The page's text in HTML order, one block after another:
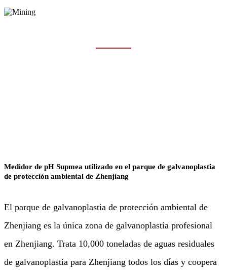
Medidor de pH Supmea utilizado en el parque de galvanoplastia
de protección ambiental de Zhenjiang
El parque de galvanoplastia de protección ambiental de
Zhenjiang es la única zona de galvanoplastia profesional
en Zhenjiang. Trata 10,000 toneladas de aguas residuales
de galvanoplastia para Zhenjiang todos los días y coopera